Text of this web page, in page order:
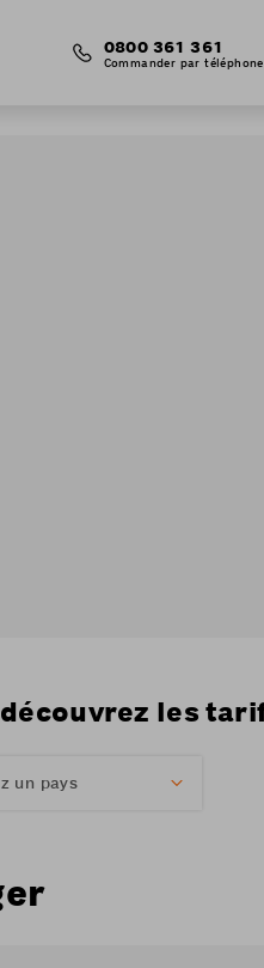
0800 361 361
Commander par téléphone
les
un pays